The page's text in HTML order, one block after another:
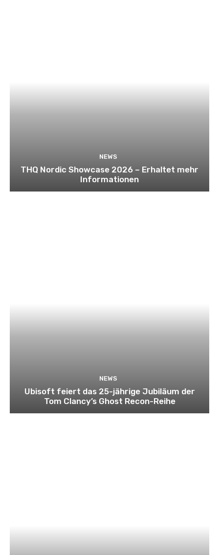
NEWS
THQ Nordic Showcase 2026 – Erhaltet mehr
Informationen
NEWS
Ubisoft feiert das 25-jährige Jubiläum der
Tom Clancy’s Ghost Recon-Reihe